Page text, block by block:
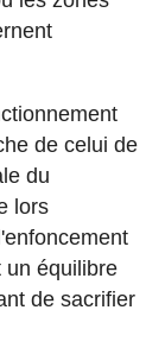
de celui de
du
lors
un équilibre
de sacrifier